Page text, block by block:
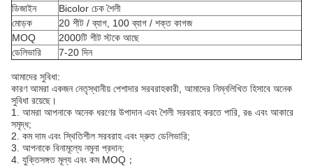
ডিজাইন
Bicolor চেক শৈলী
মোড়ক
20 শীট / ব্যাগ, 100 ব্যাগ / শক্ত কাগজ
MOQ
2000টি শীট স্টকে আছে
ডেলিভারি
7-20 দিন
আমাদের সুবিধা:
কারণ আমরা একজন নেতৃস্থানীয় পেশাদার সরবরাহকারী, আমাদের নিম্নলিখিত হিসাবে অনেক
সুবিধা রয়েছে।
1. আমরা আপনাকে অনেক ধরণের উপাদান এবং শৈলী সরবরাহ করতে পারি, রঙ এবং আকারে
সমৃদ্ধ;
2. কম দাম এবং স্থিতিশীল সরবরাহ এবং দ্রুত ডেলিভারি;
3. আপনাকে বিনামূল্যে নমুনা প্রদান;
4. যুক্তিসঙ্গত মূল্য এবং কম MOQ；